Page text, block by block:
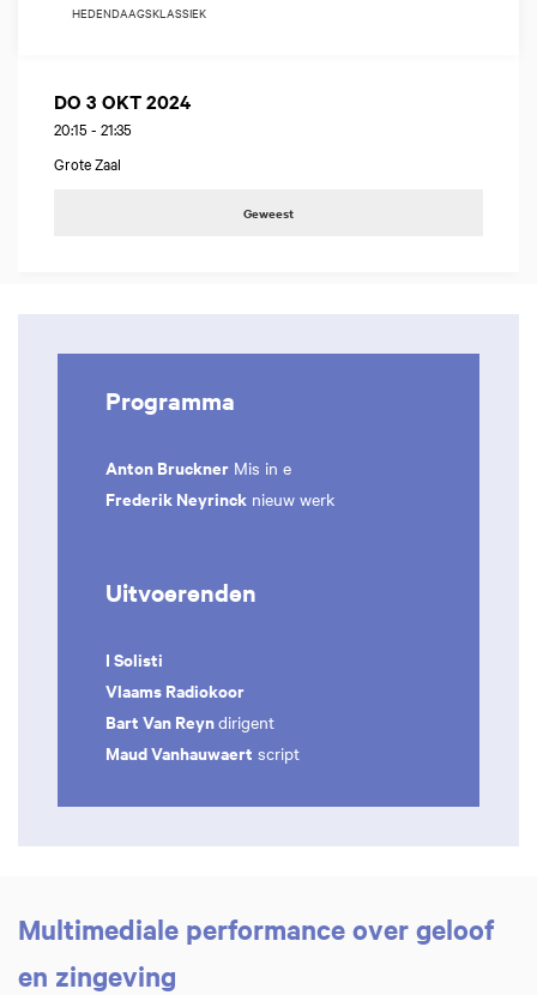
HEDENDAAGSKLASSIEK
DO 3 OKT 2024
20:15 - 21:35
Grote Zaal
Geweest
Programma
Anton Bruckner Mis in e
Frederik Neyrinck nieuw werk
Uitvoerenden
I Solisti
Vlaams Radiokoor
Bart Van Reyndirigent
Maud Vanhauwaert script
Multimediale performance over geloof
en zingeving